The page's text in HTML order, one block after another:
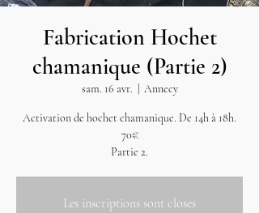
Fabrication Hochet
chamanique (Partie 2)
sam. 16 avr. Annecy
Activation de hochet chamanique. De 14h à 18h.
70€
Partie 2.
Les inscriptions sont closes